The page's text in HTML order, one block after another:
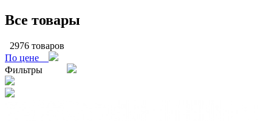
Все товары
2976 товаров
По цене
Фильтры